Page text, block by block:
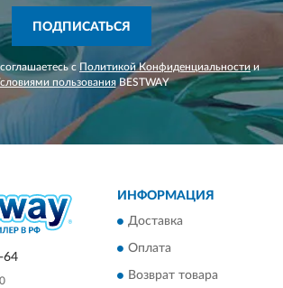
ПОДПИСАТЬСЯ
с Политикой Конфиденциальности и
пользованияBESTWAY
64
ИНФОРМАЦИЯ
Доставка
Оплата
Возврат товара